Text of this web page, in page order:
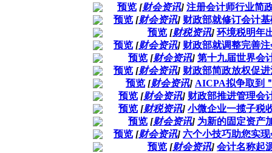
预览 [财会资讯] 注册会计师行业简
预览 [财会资讯] 财政部就修订会计
预览 [财税资讯] 环境税明年
预览 [财会资讯] 财政部就调整完善
预览 [财会资讯] 第十九届世界会
预览 [财会资讯] 财政部简政放权促
预览 [财会资讯] AICPA拟争取到
预览 [财会资讯] 财政部推进管理会
预览 [财税资讯] 小微企业一揽子税
预览 [财会资讯] 为新的固定资产
预览 [财会资讯] 六个小技巧助您实
预览 [财会资讯] 会计名称起